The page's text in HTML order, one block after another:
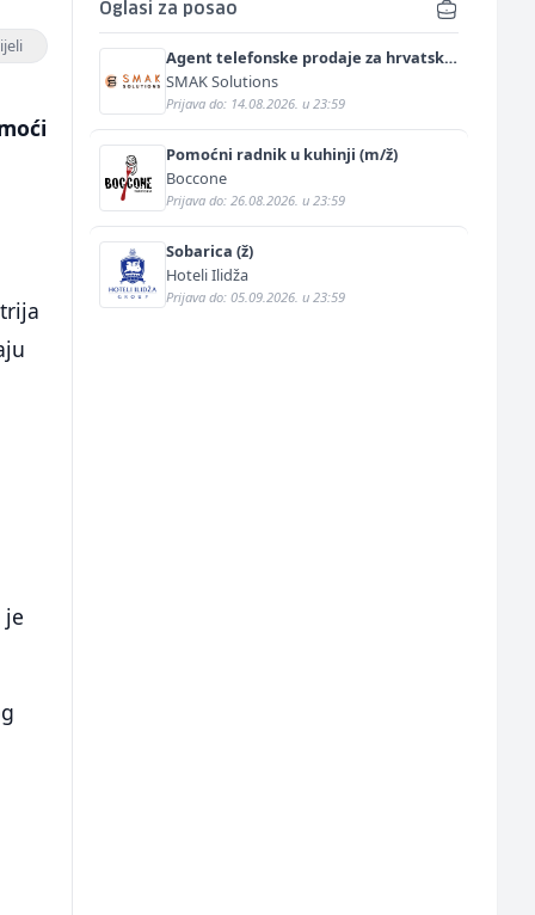
je
Oglasi za posao
Agent telefonske prodaje za hrvatsko
tržište (m/ž)
SMAK Solutions
Prijava do: 14.08.2026. u 23:59
Pomoćni radnik u kuhinji (m/ž)
Boccone
Prijava do: 26.08.2026. u 23:59
Sobarica (ž)
Hoteli Ilidža
Prijava do: 05.09.2026. u 23:59